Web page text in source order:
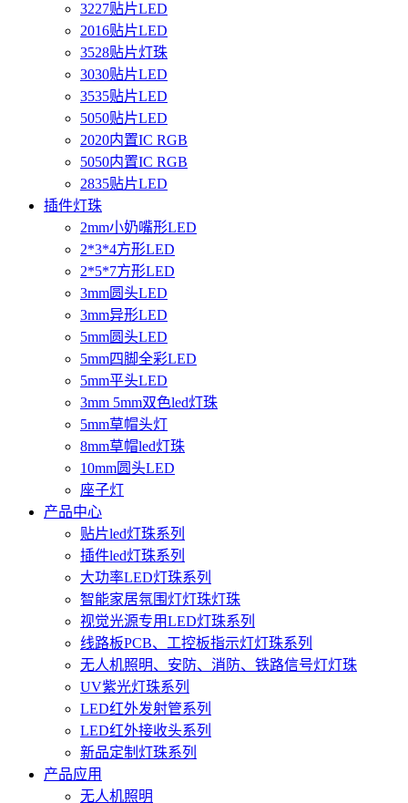
3227贴片LED
2016贴片LED
3528贴片灯珠
3030贴片LED
3535贴片LED
5050贴片LED
2020内置IC RGB
5050内置IC RGB
2835贴片LED
插件灯珠
2mm小奶嘴形LED
2*3*4方形LED
2*5*7方形LED
3mm圆头LED
3mm异形LED
5mm圆头LED
5mm四脚全彩LED
5mm平头LED
3mm 5mm双色led灯珠
5mm草帽头灯
8mm草帽led灯珠
10mm圆头LED
座子灯
产品中心
贴片led灯珠系列
插件led灯珠系列
大功率LED灯珠系列
智能家居氛围灯灯珠灯珠
视觉光源专用LED灯珠系列
线路板PCB、工控板指示灯灯珠系列
无人机照明、安防、消防、铁路信号灯灯珠
UV紫光灯珠系列
LED红外发射管系列
LED红外接收头系列
新品定制灯珠系列
产品应用
无人机照明